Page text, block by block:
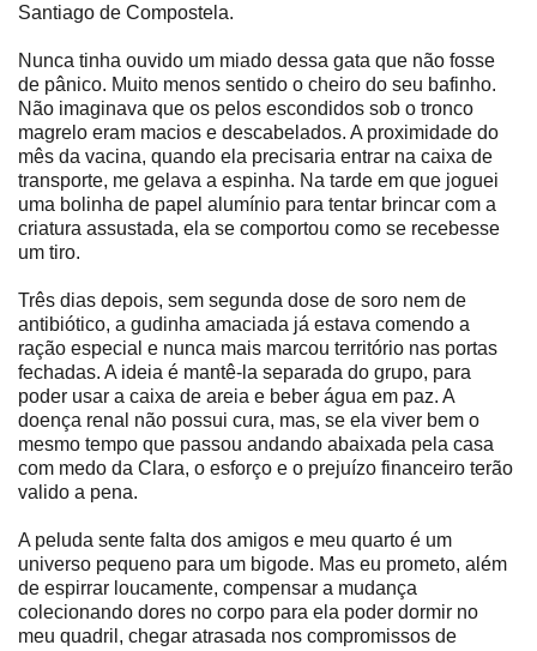
Santiago de Compostela.
Nunca tinha ouvido um miado dessa gata que não fosse
de pânico. Muito menos sentido o cheiro do seu bafinho.
Não imaginava que os pelos escondidos sob o tronco
magrelo eram macios e descabelados. A proximidade do
mês da vacina, quando ela precisaria entrar na caixa de
transporte, me gelava a espinha. Na tarde em que joguei
uma bolinha de papel alumínio para tentar brincar com a
criatura assustada, ela se comportou como se recebesse
um tiro.
Três dias depois, sem segunda dose de soro nem de
antibiótico, a gudinha amaciada já estava comendo a
ração especial e nunca mais marcou território nas portas
fechadas. A ideia é mantê-la separada do grupo, para
poder usar a caixa de areia e beber água em paz. A
doença renal não possui cura, mas, se ela viver bem o
mesmo tempo que passou andando abaixada pela casa
com medo da Clara, o esforço e o prejuízo financeiro terão
valido a pena.
A peluda sente falta dos amigos e meu quarto é um
universo pequeno para um bigode. Mas eu prometo, além
de espirrar loucamente, compensar a mudança
colecionando dores no corpo para ela poder dormir no
meu quadril, chegar atrasada nos compromissos de